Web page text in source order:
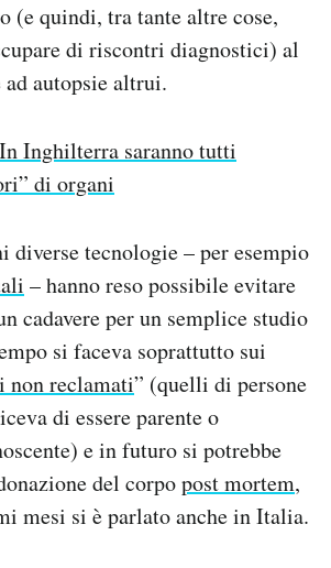
(e quindi, tra tante altre cose,
di riscontri diagnostici) al
ad autopsie altrui.
In Inghilterra saranno tutti
di organi
tecnologie – per esempio
– hanno reso possibile evitare
cadavere per un semplice studio
si faceva soprattutto sui
non reclamati” (quelli di persone
di essere parente o
e in futuro si potrebbe
del corpopost mortem,
mesi si è parlato anche in Italia.